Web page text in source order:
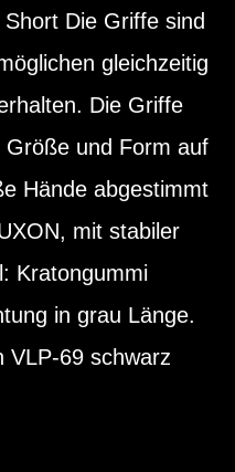
Die Griffe sind
gleichzeitig
Die Griffe
und Form auf
Hände abgestimmt
mit stabiler
Kratongummi
in grau Länge.
VLP-69 schwarz